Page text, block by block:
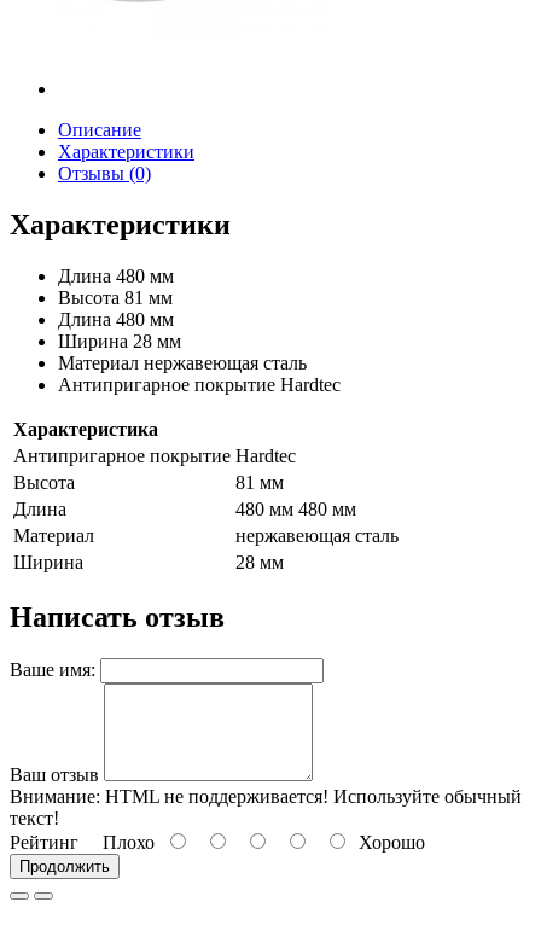
Описание
Характеристики
Отзывы (0)
Характеристики
Длина 480 мм
Высота 81 мм
Длина 480 мм
Ширина 28 мм
Материал нержавеющая сталь
Антипригарное покрытие Hardtec
Характеристика
Антипригарное покрытие Hardtec
Высота
81 мм
Длина
480 мм 480 мм
Материал
нержавеющая сталь
Ширина
28 мм
Написать отзыв
Ваше имя:
Ваш отзыв
Внимание: HTML не поддерживается! Используйте обычный
текст!
Рейтинг Плохо Хорошо
Продолжить